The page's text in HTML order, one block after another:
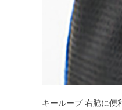
キーループ 右脇に便